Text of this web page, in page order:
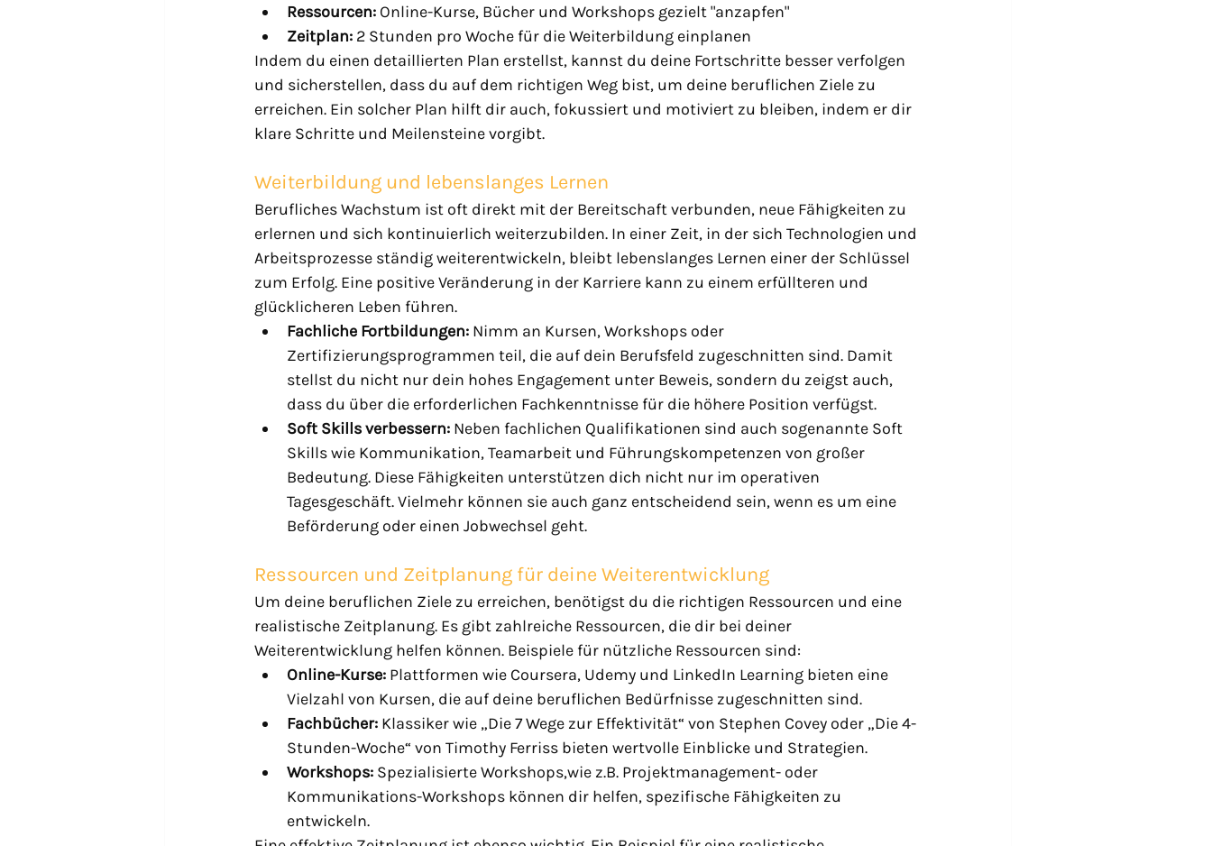
Ressourcen: Online-Kurse, Bücher und Workshops gezielt "anzapfen"
Zeitplan: 2 Stunden pro Woche für die Weiterbildung einplanen
Indem du einen detaillierten Plan erstellst, kannst du deine Fortschritte besser verfolgen
und sicherstellen, dass du auf dem richtigen Weg bist, um deine beruflichen Ziele zu
erreichen. Ein solcher Plan hilft dir auch, fokussiert und motiviert zu bleiben, indem er dir
klare Schritte und Meilensteine vorgibt.
Weiterbildung und lebenslanges Lernen
Berufliches Wachstum ist oft direkt mit der Bereitschaft verbunden, neue Fähigkeiten zu
erlernen und sich kontinuierlich weiterzubilden. In einer Zeit, in der sich Technologien und
Arbeitsprozesse ständig weiterentwickeln, bleibt lebenslanges Lernen einer der Schlüssel
zum Erfolg. Eine positive Veränderung in der Karriere kann zu einem erfüllteren und
glücklicheren Leben führen.
Fachliche Fortbildungen: Nimm an Kursen, Workshops oder
Zertifizierungsprogrammen teil, die auf dein Berufsfeld zugeschnitten sind. Damit
stellst du nicht nur dein hohes Engagement unter Beweis, sondern du zeigst auch,
dass du über die erforderlichen Fachkenntnisse für die höhere Position verfügst.
Soft Skills verbessern: Neben fachlichen Qualifikationen sind auch sogenannte Soft
Skills wie Kommunikation, Teamarbeit und Führungskompetenzen von großer
Bedeutung. Diese Fähigkeiten unterstützen dich nicht nur im operativen
Tagesgeschäft. Vielmehr können sie auch ganz entscheidend sein, wenn es um eine
Beförderung oder einen Jobwechsel geht.
Ressourcen und Zeitplanung für deine Weiterentwicklung
Um deine beruflichen Ziele zu erreichen, benötigst du die richtigen Ressourcen und eine
realistische Zeitplanung. Es gibt zahlreiche Ressourcen, die dir bei deiner
Weiterentwicklung helfen können. Beispiele für nützliche Ressourcen sind:
Online-Kurse: Plattformen wie Coursera, Udemy und LinkedIn Learning bieten eine
Vielzahl von Kursen, die auf deine beruflichen Bedürfnisse zugeschnitten sind.
Fachbücher: Klassiker wie „Die 7 Wege zur Effektivität“ von Stephen Covey oder „Die 4-
Stunden-Woche“ von Timothy Ferriss bieten wertvolle Einblicke und Strategien.
Workshops: Spezialisierte Workshops,wie z.B. Projektmanagement- oder
Kommunikations-Workshops können dir helfen, spezifische Fähigkeiten zu
entwickeln.